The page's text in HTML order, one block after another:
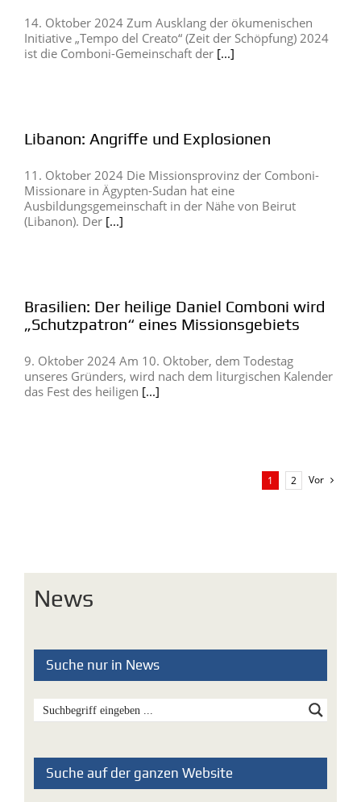
14. Oktober 2024 Zum Ausklang der ökumenischen
Initiative „Tempo del Creato“ (Zeit der Schöpfung) 2024
ist die Comboni-Gemeinschaft der [...]
Libanon: Angriffe und Explosionen
11. Oktober 2024 Die Missionsprovinz der Comboni-
Missionare in Ägypten-Sudan hat eine
Ausbildungsgemeinschaft in der Nähe von Beirut
(Libanon). Der [...]
Brasilien: Der heilige Daniel Comboni wird
„Schutzpatron“ eines Missionsgebiets
9. Oktober 2024 Am 10. Oktober, dem Todestag
unseres Gründers, wird nach dem liturgischen Kalender
das Fest des heiligen [...]
1 2 Vor
News
Suche nur in News
Suche auf der ganzen Website